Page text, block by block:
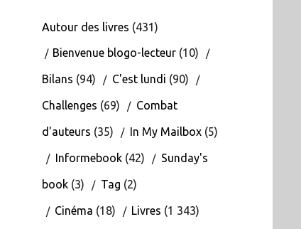
Autour des livres (431)
Bienvenue blogo-lecteur(10)
Bilans (94) C'est lundi (90)
Challenges (69) Combat
d'auteurs (35) In My Mailbox(5)
Informebook(42) Sunday's
book(3) Tag (2)
Cinéma (18) Livres (1 343)